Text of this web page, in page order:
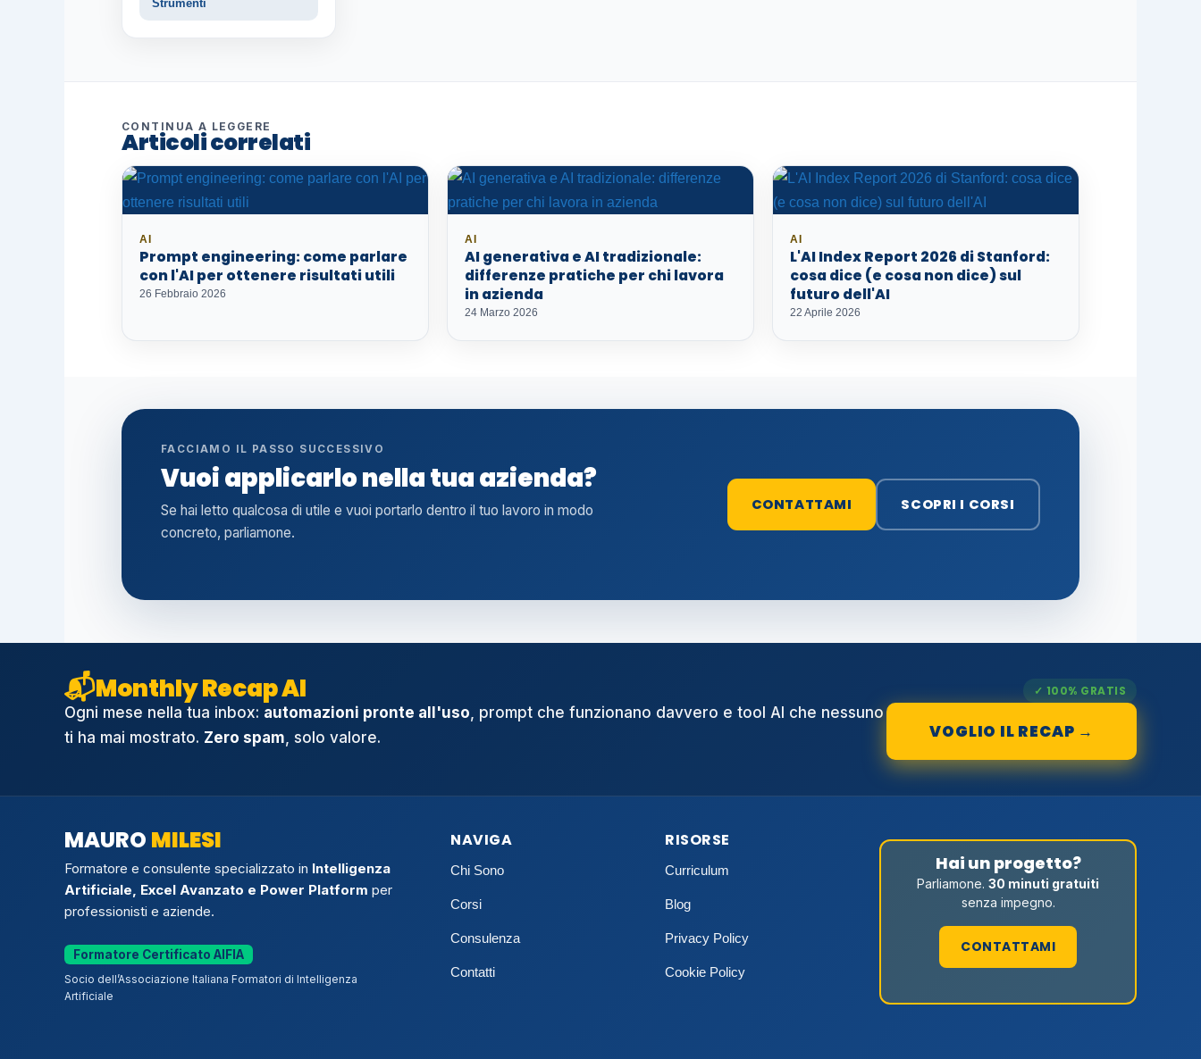
Strumenti
CONTINUA A LEGGERE
Articoli correlati
AI
Prompt engineering: come parlare
con l'AI per ottenere risultati utili
26 Febbraio 2026
AI
AI generativa e AI tradizionale:
differenze pratiche per chi lavora
in azienda
24 Marzo 2026
AI
L'AI Index Report 2026 di Stanford:
cosa dice (e cosa non dice) sul
futuro dell'AI
22 Aprile 2026
FACCIAMO IL PASSO SUCCESSIVO
Vuoi applicarlo nella tua azienda?
Se hai letto qualcosa di utile e vuoi portarlo dentro il tuo lavoro in modo
concreto, parliamone.
CONTATTAMI SCOPRI I CORSI
📬Monthly Recap AI
Ogni mese nella tua inbox: automazioni pronte all'uso, prompt che funzionano davvero e tool AI che nessuno
ti ha mai mostrato. Zero spam, solo valore.
✓ 100% GRATIS
VOGLIO IL RECAP →
MAURO MILESI
Formatore e consulente specializzato in Intelligenza
Artificiale, Excel Avanzato e Power Platform per
professionisti e aziende.
Formatore Certificato AIFIA
Socio dell’Associazione Italiana Formatori di Intelligenza
Artificiale
NAVIGA
Chi Sono
Corsi
Consulenza
Contatti
RISORSE
Curriculum
Blog
Privacy Policy
Cookie Policy
Hai un progetto?
Parliamone. 30 minuti gratuiti
senza impegno.
CONTATTAMI